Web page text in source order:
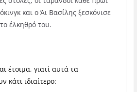
και ο Άι Βασίλης ξεσκόνισε
έλκηθρό του.
έτοιμα, γιατί αυτά τα
κάτι ιδιαίτερο: